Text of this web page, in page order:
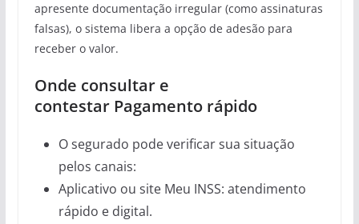
apresente documentação irregular (como assinaturas
falsas), o sistema libera a opção de adesão para
receber o valor.
Onde consultar e
contestar Pagamento rápido
O segurado pode verificar sua situação
pelos canais:
Aplicativo ou site Meu INSS: atendimento
rápido e digital.